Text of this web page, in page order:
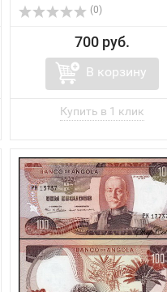
(0)
700 руб.
В корзину